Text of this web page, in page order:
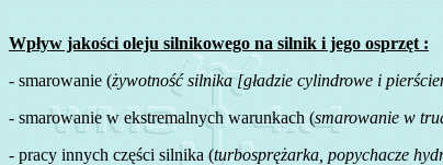
Wpływ jakości oleju silnikowego na silnik i jego osprzęt :
- smarowanie (żywotność silnika [gładzie cylindrowe i
- smarowanie w ekstremalnych warunkach (smarowanie w
- pracy innych części silnika (turbosprężarka, popychacze